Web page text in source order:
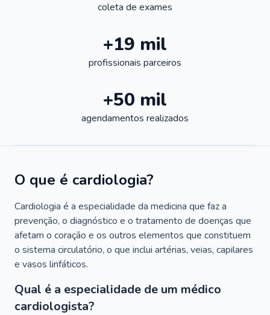
coleta de exames
+19 mil
profissionais parceiros
+50 mil
agendamentos realizados
O que é cardiologia?
Cardiologia é a especialidade da medicina que faz a
prevenção, o diagnóstico e o tratamento de doenças que
afetam o coração e os outros elementos que constituem
o sistema circulatório, o que inclui artérias, veias, capilares
e vasos linfáticos.
Qual é a especialidade de um médico
cardiologista?